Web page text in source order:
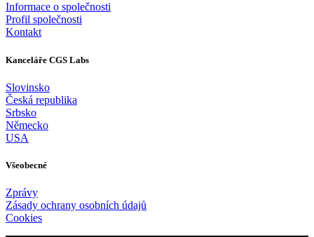
Informace o společnosti
Profil společnosti
Kontakt
Kanceláře CGS Labs
Slovinsko
Česká republika
Srbsko
Německo
USA
Všeobecné
Zprávy
Zásady ochrany osobních údajů
Cookies